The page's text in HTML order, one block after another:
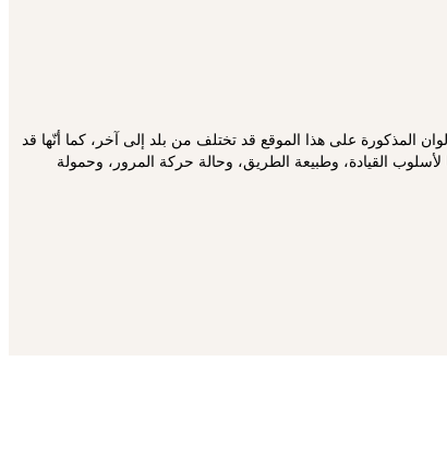
المذكورة على هذا الموقع قد تختلف من بلد إلى آخر، كما أنّها قد
القيادة، وطبيعة الطريق، وحالة حركة المرور، وحمولة